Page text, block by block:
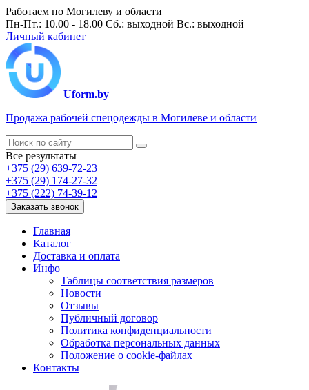
Работаем по Могилеву и области
Пн-Пт.: 10.00 - 18.00 Сб.: выходной Вс.: выходной
Личный кабинет
Uform.by
Продажа рабочей спецодежды в Могилеве и области
Все результаты
+375 (29) 639-72-23
+375 (29) 174-27-32
+375 (222) 74-39-12
Заказать звонок
Главная
Каталог
Доставка и оплата
Инфо
Таблицы соответствия размеров
Новости
Отзывы
Публичный договор
Политика конфиденциальности
Обработка персональных данных
Положение о cookie-файлах
Контакты